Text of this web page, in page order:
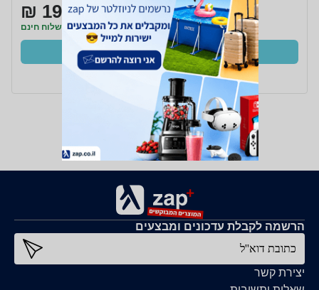
199 ₪
משלוח חינם
קנו עכשיו
ב- Zap
יצירת קשר
הרשמה לקבלת עדכונים ומבצעים
כתובת דוא''ל